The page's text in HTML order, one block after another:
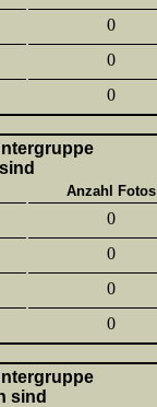
0
0
0
Anzahl Fotos
0
0
0
0
sind